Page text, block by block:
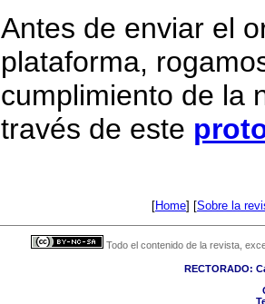
Antes de enviar el
plataforma,
cumplimiento de la
través de este
[Home] [Sobre la
Todo el contenido de la revista,
RECTORADO: